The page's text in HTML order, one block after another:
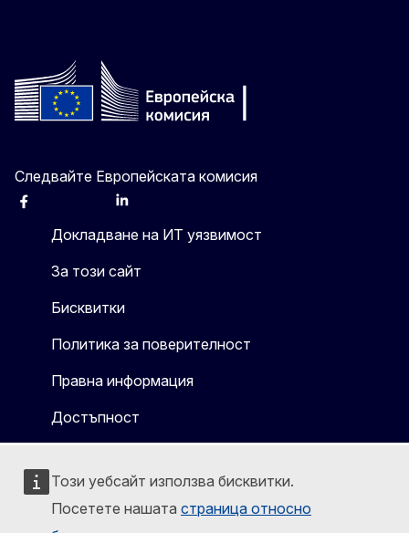
Този уебсайт използва бисквитки.
Посетете нашата страница относно
Следвайте Европейската комисия
Facebook Linkedin
Докладване на ИТ уязвимост
За този сайт
Бисквитки
Политика за поверителност
Правна информация
Достъпност